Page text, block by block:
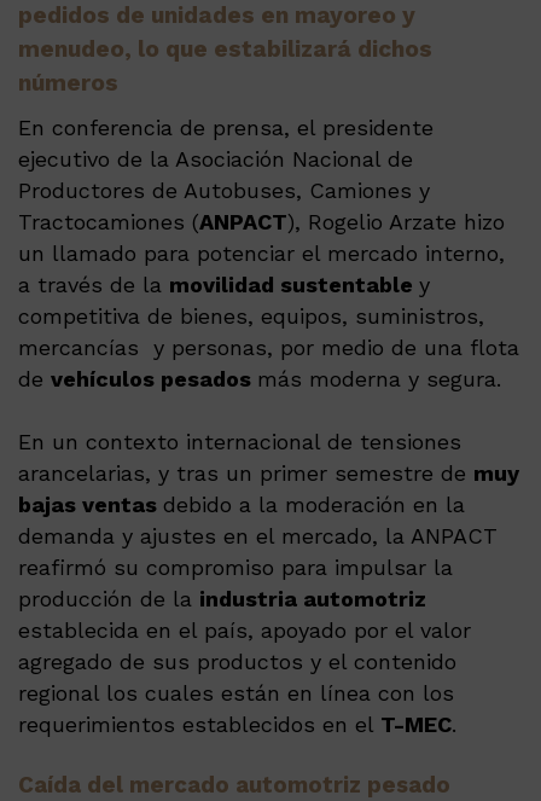
pedidos de unidades en mayoreo y
menudeo, lo que estabilizará dichos
números
En conferencia de prensa, el presidente
ejecutivo de la Asociación Nacional de
Productores de Autobuses, Camiones y
Tractocamiones (ANPACT), Rogelio Arzate hizo
un llamado para potenciar el mercado interno,
a través de la movilidad sustentable y
competitiva de bienes, equipos, suministros,
mercancías y personas, por medio de una flota
de vehículos pesados más moderna y segura.
En un contexto internacional de tensiones
arancelarias, y tras un primer semestre de muy
bajas ventas debido a la moderación en la
demanda y ajustes en el mercado, la ANPACT
reafirmó su compromiso para impulsar la
producción de la industria automotriz
establecida en el país, apoyado por el valor
agregado de sus productos y el contenido
regional los cuales están en línea con los
requerimientos establecidos en el T-MEC.
Caída del mercado automotriz pesado